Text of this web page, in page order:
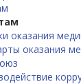
оказания
оказания